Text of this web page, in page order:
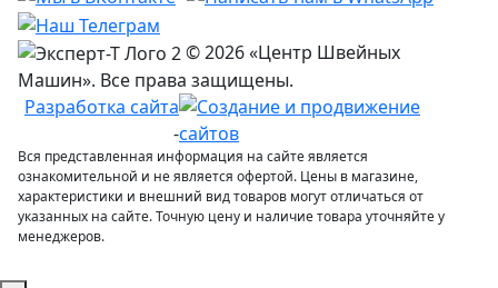
© 2026 «Центр Швейных
Машин». Все права защищены.
Разработка сайта
-
Вся представленная информация на сайте является
ознакомительной и не является офертой. Цены в магазине,
характеристики и внешний вид товаров могут отличаться от
указанных на сайте. Точную цену и наличие товара уточняйте у
менеджеров.